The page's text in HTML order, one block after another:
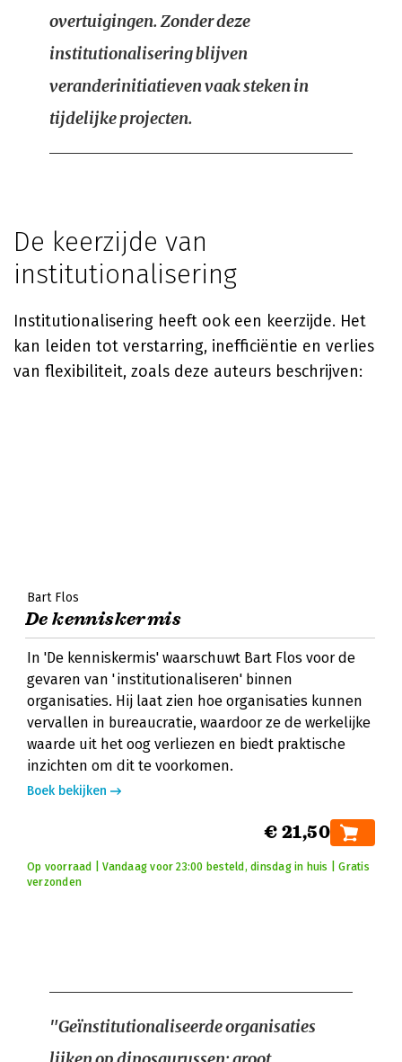
overtuigingen. Zonder deze
institutionalisering blijven
veranderinitiatieven vaak steken in
tijdelijke projecten.
De keerzijde van
institutionalisering
Institutionalisering heeft ook een keerzijde. Het
kan leiden tot verstarring, inefficiëntie en verlies
van flexibiliteit, zoals deze auteurs beschrijven:
Bart Flos
De kenniskermis
In 'De kenniskermis' waarschuwt Bart Flos voor de
gevaren van 'institutionaliseren' binnen
organisaties. Hij laat zien hoe organisaties kunnen
vervallen in bureaucratie, waardoor ze de werkelijke
waarde uit het oog verliezen en biedt praktische
inzichten om dit te voorkomen.
Boek bekijken
€ 21,50
Op voorraad | Vandaag voor 23:00 besteld, dinsdag in huis | Gratis
verzonden
"Geïnstitutionaliseerde organisaties